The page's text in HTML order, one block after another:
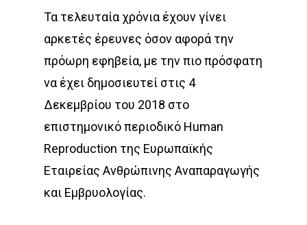
Τα τελευταία χρόνια έχουν γίνει
αρκετές έρευνες όσον αφορά την
πρόωρη εφηβεία, με την πιο πρόσφατη
να έχει δημοσιευτεί στις 4
Δεκεμβρίου του 2018 στο
επιστημονικό περιοδικό Human
Reproduction της Ευρωπαϊκής
Εταιρείας Ανθρώπινης Αναπαραγωγής
και Εμβρυολογίας.